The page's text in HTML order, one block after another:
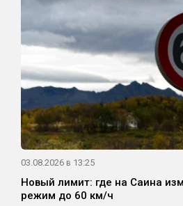
03.08.2026 в 13:25
Новый лимит: где на Саина
режим до 60 км/ч